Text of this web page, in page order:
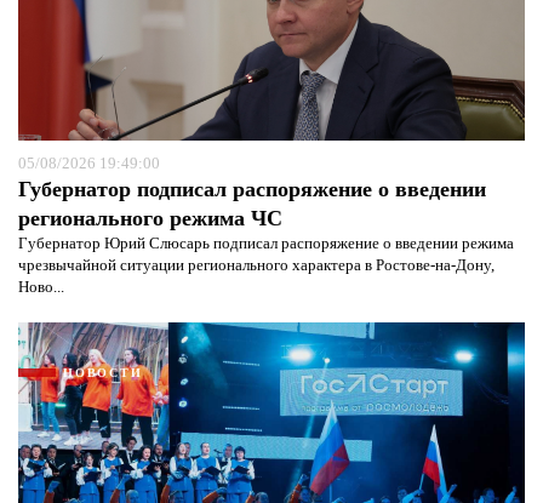
05/08/2026 19:49:00
Губернатор подписал распоряжение о введении
регионального режима ЧС
Губернатор Юрий Слюсарь подписал распоряжение о введении режима
чрезвычайной ситуации регионального характера в Ростове-на-Дону,
Ново...
НОВОСТИ